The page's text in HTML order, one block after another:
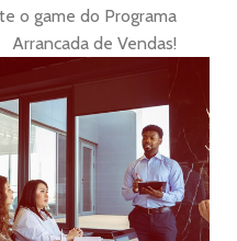
o game do Programa
Arrancada de Vendas!